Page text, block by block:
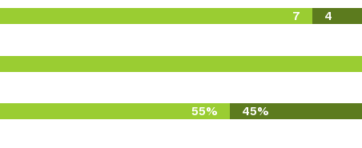
7 4
55% 45%